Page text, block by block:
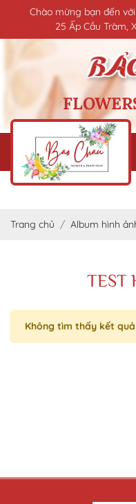
Chào mừng bạn đến
25 Ấp Cầu Tràm,
Trang chủ Album hình
TEST
Không tìm thấy kết quả